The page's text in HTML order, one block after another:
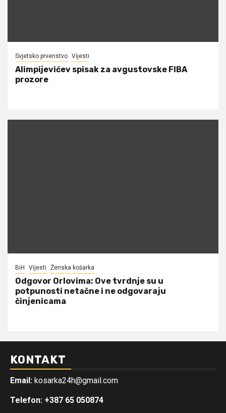
Svjetsko prvenstvo Vijesti
Alimpijevićev spisak za avgustovske FIBA
prozore
BiH Vijesti Ženska košarka
Odgovor Orlovima: ​Ove tvrdnje su u
potpunosti netačne i ne odgovaraju
činjenicama
KONTAKT
Email: kosarka24h@gmail.com
Telefon: +387 65 050874